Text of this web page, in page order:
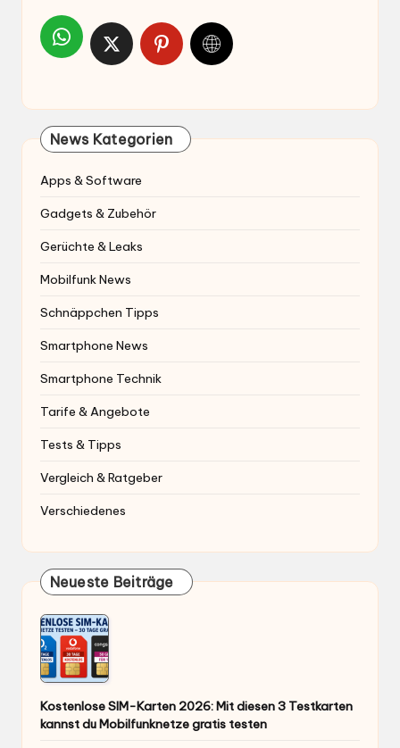
News Kategorien
Apps & Software
Gadgets & Zubehör
Gerüchte & Leaks
Mobilfunk News
Schnäppchen Tipps
Smartphone News
Smartphone Technik
Tarife & Angebote
Tests & Tipps
Vergleich & Ratgeber
Verschiedenes
Neueste Beiträge
Kostenlose SIM-Karten 2026: Mit diesen 3 Testkarten
kannst du Mobilfunknetze gratis testen